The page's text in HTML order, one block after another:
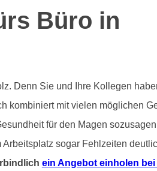
Büro in
Denn Sie und Ihre Kollegen
kombiniert mit vielen möglichen
für den Magen
sogar Fehlzeiten
ein Angebot einholen